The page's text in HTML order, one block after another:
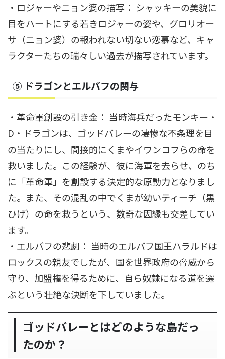
・ロジャーやニョン婆の描写： シャッキーの美貌に
目をハートにする若きロジャーの姿や、グロリオー
サ（ニョン婆）の報われない切ない恋慕など、キャ
ラクターたちの瑞々しい過去が描写されています。
⑤ ドラゴンとエルバフの関与
・革命軍創設の引き金： 当時海兵だったモンキー・
D・ドラゴンは、ゴッドバレーの凄惨な不条理を目
の当たりにし、間接的にくまやイワンコフらの命を
救いました。この経験が、彼に海軍を去らせ、のち
に「革命軍」を創設する決定的な原動力となりまし
た。また、その混乱の中でくまが幼いティーチ（黒
ひげ）の命を救うという、数奇な因縁も交差してい
ます。
・エルバフの悲劇： 当時のエルバフ国王ハラルドは
ロックスの親友でしたが、国を世界政府の脅威から
守り、加盟権を得るために、自ら奴隷になる道を選
ぶという壮絶な決断を下していました。
ゴッドバレーとはどのような島だっ
たのか？